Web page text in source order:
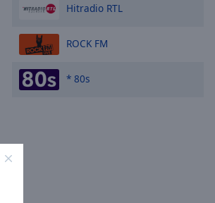
Hitradio RTL
ROCK FM
* 80s